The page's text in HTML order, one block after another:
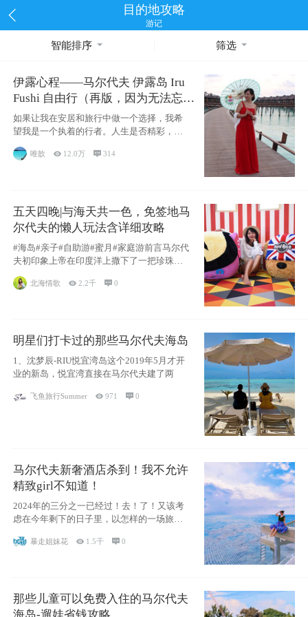
目的地攻略
游记
智能排序 筛选
伊露心程——马尔代夫 伊露岛 Iru
Fushi 自由行（再版，因为无法忘却
的留恋）
如果让我在安居和旅行中做一个选择，我希
望我是一个执着的行者。人生是否精彩，都
源于自己
唯歆  12.0万  314
五天四晚|与海天共一色，免签地马
尔代夫的懒人玩法含详细攻略
#海岛#亲子#自助游#蜜月#家庭游前言马尔代
夫初印象上帝在印度洋上撒下了一把珍珠，
北海情歌 2.2千 0
明星们打卡过的那些马尔代夫海岛
1、沈梦辰-RIU悦宜湾岛这个2019年5月才开
业的新岛，悦宜湾直接在马尔代夫建了两
飞鱼旅行Summer 971 0
马尔代夫新奢酒店杀到！我不允许
精致girl不知道！
2024年的三分之一已经过！去！了！又该考
虑在今年剩下的日子里，以怎样的一场旅行
暴走姐妹花  1.5千 0
那些儿童可以免费入住的马尔代夫